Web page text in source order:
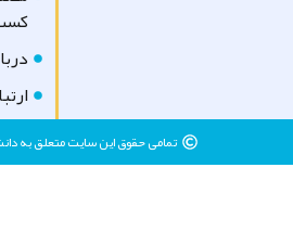
کسب و
درباره ما
ارتباط
تمامی حقوق این سایت متعلق به دانشگاه